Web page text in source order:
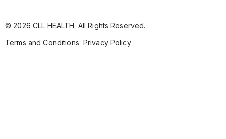
© 2026 CLL HEALTH. All Rights Reserved.
Terms and Conditions Privacy Policy